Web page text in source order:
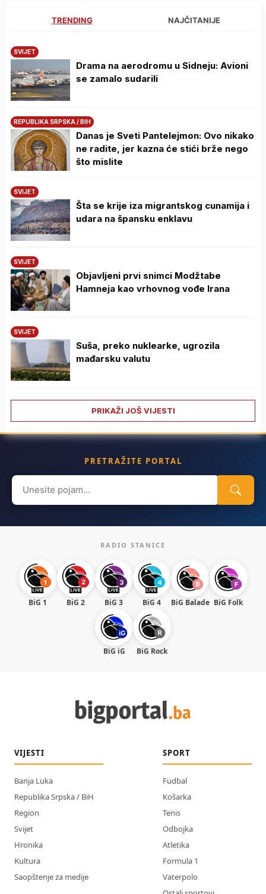
TRENDING NAJČITANIJE
SVIJET
Drama na aerodromu u Sidneju: Avioni
se zamalo sudarili
REPUBLIKA SRPSKA / BIH
Danas je Sveti Pantelejmon: Ovo nikako
ne radite, jer kazna će stići brže nego
što mislite
SVIJET
Šta se krije iza migrantskog cunamija i
udara na špansku enklavu
SVIJET
Objavljeni prvi snimci Modžtabe
Hamneja kao vrhovnog vođe Irana
SVIJET
Suša, preko nuklearke, ugrozila
mađarsku valutu
PRIKAŽI JOŠ VIJESTI
PRETRAŽITE PORTAL
Search
for:
RADIO STANICE
BiG 1 BiG 2 BiG 3 BiG 4 BiG Balade BiG Folk
BiG iG BiG Rock
VIJESTI
Banja Luka
Republika Srpska / BiH
Region
Svijet
Hronika
Kultura
Saopštenje za medije
SPORT
Fudbal
Košarka
Tenis
Odbojka
Atletika
Formula 1
Vaterpolo